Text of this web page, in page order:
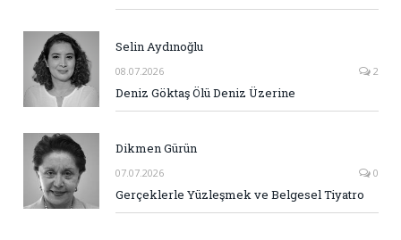
Selin Aydınoğlu
08.07.2026 2
Deniz Göktaş Ölü Deniz Üzerine
Dikmen Gürün
07.07.2026 0
Gerçeklerle Yüzleşmek ve Belgesel Tiyatro